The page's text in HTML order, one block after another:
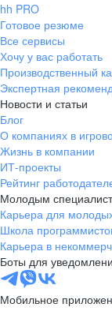
Владивосток
пер. Ланинский д.
+7 423 202-33-28
pr@dv.hh.ru
Новосибирск
ул.
помещение 21
+7 383 207-94-64
pr@nsk.hh.ru
Минск
пр-т Дзержинского,
10 этаж,
hh PRO
Готовое резюме
Все сервисы
Хочу у вас работать
Производственный
Экспертная
Новости и статьи
Блог
О компаниях в
Жизнь в компании
ИТ-проекты
Рейтинг
Молодым
Карьера для
Школа
Карьера в
Боты для
Мобильное